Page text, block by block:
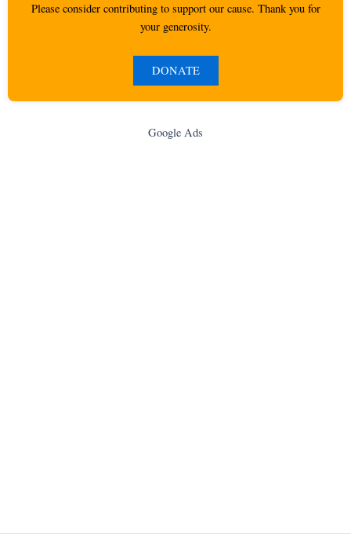
Please consider contributing to support our cause. Thank you for
your generosity.
DONATE
Google Ads